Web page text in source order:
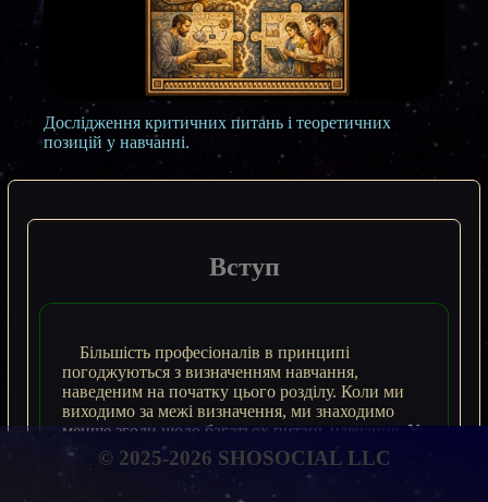
Дослідження критичних питань і теоретичних
позицій у навчанні.
Вступ
Більшість професіоналів в принципі
погоджуються з визначенням навчання,
наведеним на початку цього розділу. Коли ми
виходимо за межі визначення, ми знаходимо
менше згоди щодо багатьох питань навчання. У
цьому розділі представлені деякі з цих питань та
джерела суперечок між теоретичними
перспективами. Ці питання розглядаються в
© 2025-2026 SHOSOCIAL LLC